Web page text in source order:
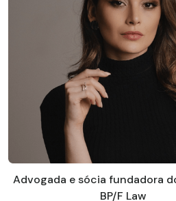
Advogada e sócia fundadora
BP/F Law